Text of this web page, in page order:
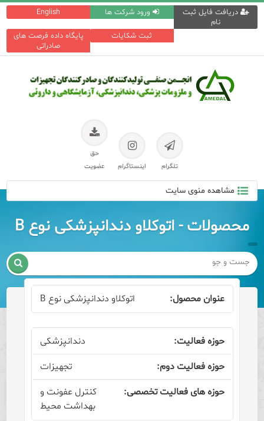
English ورود شرکت ها
دریافت فایل ثبت
نام
پایگاه داده فرصت های
صادراتی
ثبت شکایات
تلگرام اینستاگرام
حق
عضویت
مشاهده منوی سایت
محصولات - اتوکلاو دندانپزشکی نوع B

اتوکلاو دندانپزشکی نوع B
دندانپزشکی
تجهیزات
کنترل عفونت و
بهداشت محیط